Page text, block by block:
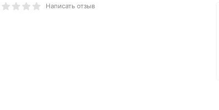
Написать отзыв